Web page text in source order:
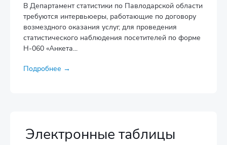
В Департамент статистики по Павлодарской области
требуются интервьюеры, работающие по договору
возмездного оказания услуг, для проведения
статистического наблюдения посетителей по форме
Н-060 «Анкета...
Подробнее →
Электронные таблицы